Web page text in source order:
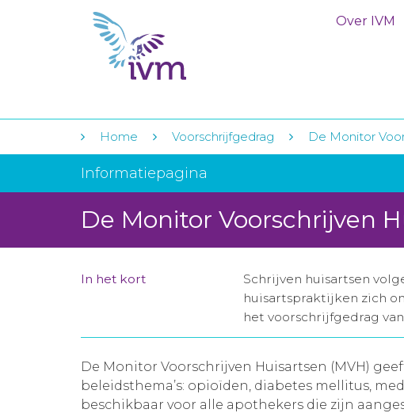
Over IVM
Home Voorschrijfgedrag De Monitor
Informatiepagina
De Monitor Voorschrijven
In het kort
Schrijven huisartsen
huisartspraktijken zich
het voorschrijfgedrag
De Monitor Voorschrijven Huisartsen (MVH)
beleidsthema’s: opioïden, diabetes mellitus,
beschikbaar voor alle apothekers die zijn